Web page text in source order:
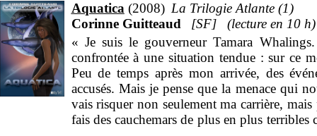
accueille dans ses ruines ceux qui tentent
Episode 3 : Après le terrible sacrifice de
les moyens, de quitter la Terre
que Gaïl a réussi à ramener à la
pourront être sauvés. Quant à Gabriel,
retarder l’avancée des Crabes qui veulent
Aquatica 2008
La Trilogie Atlante (1)
Corinne Guitteaud
SF
10 h
« Je suis le gouverneur Tamara
confrontée à une situation tendue : sur ce
Peu de temps après mon arrivée, des
accusés. Mais je pense que la menace qui
vais risquer non seulement ma carrière,
fais des cauchemars de plus en plus